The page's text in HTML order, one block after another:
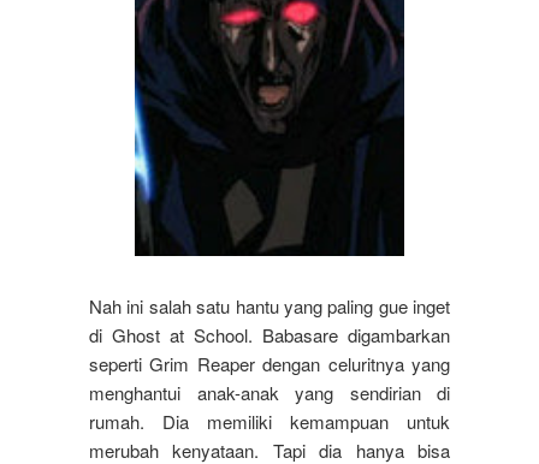
Nah ini salah satu hantu yang paling gue inget
di Ghost at School. Babasare digambarkan
seperti Grim Reaper dengan celuritnya yang
menghantui anak-anak yang sendirian di
rumah. Dia memiliki kemampuan untuk
merubah kenyataan. Tapi dia hanya bisa